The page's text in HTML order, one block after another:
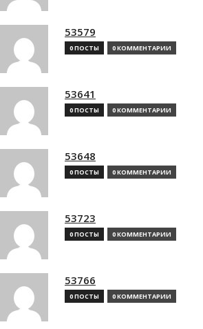
53579
0 ПОСТЫ 0 КОММЕНТАРИИ
53641
0 ПОСТЫ 0 КОММЕНТАРИИ
53648
0 ПОСТЫ 0 КОММЕНТАРИИ
53723
0 ПОСТЫ 0 КОММЕНТАРИИ
53766
0 ПОСТЫ 0 КОММЕНТАРИИ